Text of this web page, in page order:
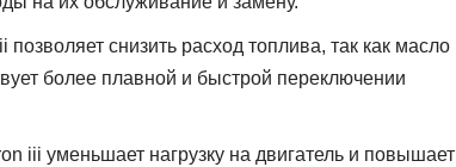
снизить расход топлива, так как масло
более плавной и быстрой переключении
iii уменьшает нагрузку на двигатель и повышает